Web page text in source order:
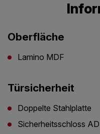
Oberfläche
Lamino MDF
Türsicherheit
Doppelte Stahlplatte
Sicherheitsschloss